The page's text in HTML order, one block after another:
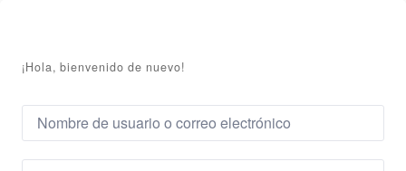
¡Hola, bienvenido de nuevo!